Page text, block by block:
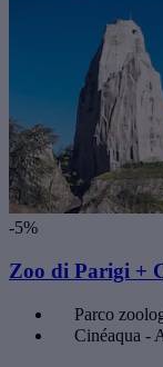
-5%
Zoo di Parigi +
Parco
Cinéaqua -